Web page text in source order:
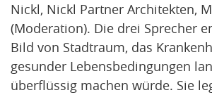
Nickl, Nickl Partner Architekten,
(Moderation). Die drei Sprecher
Bild von Stadtraum, das
gesunder Lebensbedingungen
überflüssig machen würde. Sie